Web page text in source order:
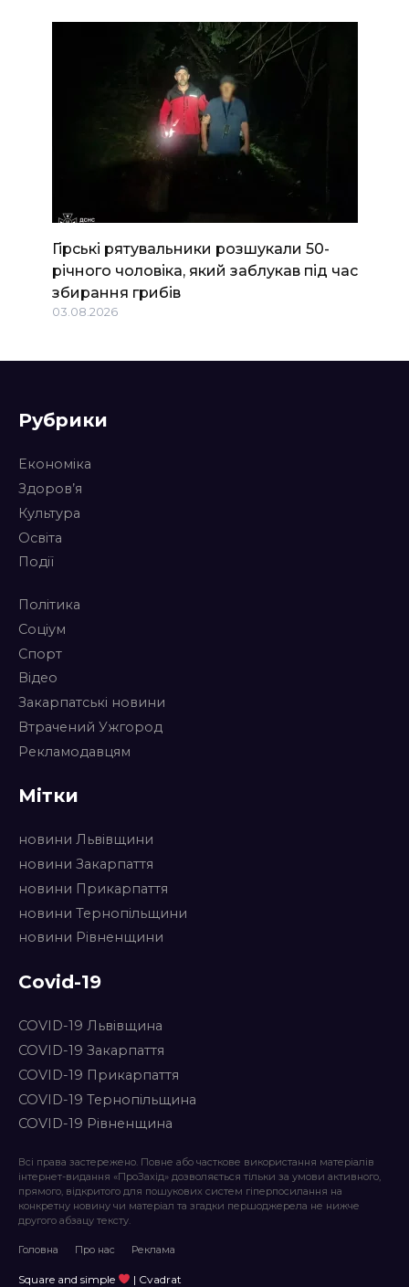
Гірські рятувальники розшукали 50-
річного чоловіка, який заблукав під час
збирання грибів
03.08.2026
Рубрики
Економіка
Здоров’я
Культура
Освіта
Події
Політика
Соціум
Спорт
Відео
Закарпатські новини
Втрачений Ужгород
Рекламодавцям
Мітки
новини Львівщини
новини Закарпаття
новини Прикарпаття
новини Тернопільщини
новини Рівненщини
Covid-19
COVID-19 Львівщина
COVID-19 Закарпаття
COVID-19 Прикарпаття
COVID-19 Тернопільщина
COVID-19 Рівненщина
Всі права застережено. Повне або часткове використання матеріалів
інтернет-видання «ПроЗахід» дозволяється тільки за умови активного,
прямого, відкритого для пошукових систем гіперпосилання на
конкретну новину чи матеріал та згадки першоджерела не нижче
другого абзацу тексту.
Головна Про нас Реклама
Square and simple | Cvadrat